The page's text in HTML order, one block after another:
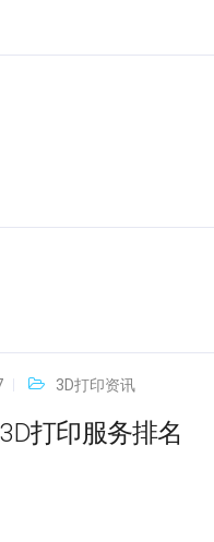
3D打印资讯
打印服务排名